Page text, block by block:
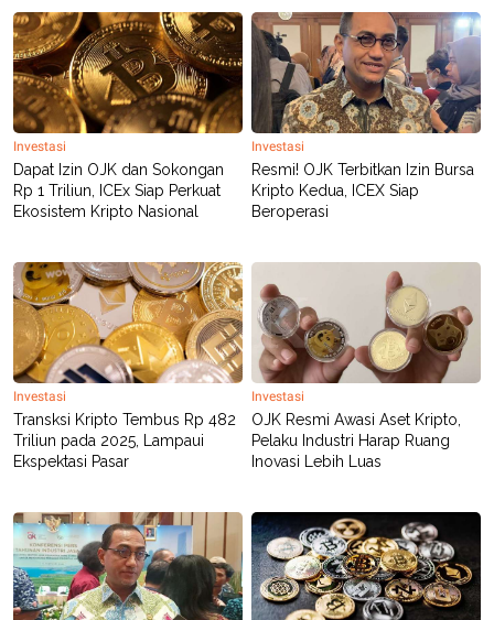
C
E
T
A
K
I
T
E
N
E
P
P
E
R
A
D
E
R
T
I
N
G
K
G
M
E
D
I
A
.
I
SITEMAPPROFILETERM
OF
USE
Investasi
Dapat Izin OJK dan Sokongan
Rp 1 Triliun, ICEx Siap Perkuat
Ekosistem Kripto Nasional
Investasi
Resmi! OJK Terbitkan Izin Bursa
Kripto Kedua, ICEX Siap
Beroperasi
Investasi
Transksi Kripto Tembus Rp 482
Triliun pada 2025, Lampaui
Ekspektasi Pasar
Investasi
OJK Resmi Awasi Aset Kripto,
Pelaku Industri Harap Ruang
Inovasi Lebih Luas